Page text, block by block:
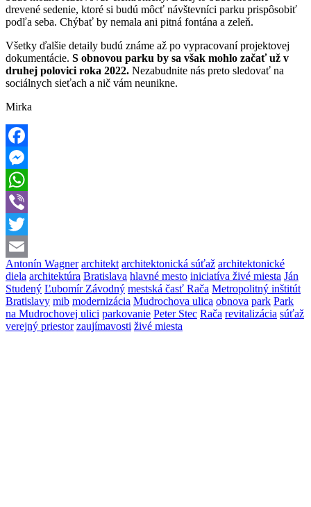
drevené sedenie, ktoré si budú môcť návštevníci parku prispôsobiť
podľa seba. Chýbať by nemala ani pitná fontána a zeleň.
Všetky ďalšie detaily budú známe až po vypracovaní projektovej
dokumentácie. S obnovou parku by sa však mohlo začať už v
druhej polovici roka 2022. Nezabudnite nás preto sledovať na
sociálnych sieťach a nič vám neunikne.
Mirka
Facebook
Messenger
WhatsApp
Viber
Twitter
Email
Antonín Wagner architekt architektonická súťaž architektonické
diela architektúra Bratislava hlavné mesto iniciatíva živé miesta Ján
Studený Ľubomír Závodný mestská časť Rača Metropolitný inštitút
Bratislavy mib modernizácia Mudrochova ulica obnova park Park
na Mudrochovej ulici parkovanie Peter Stec Rača revitalizácia súťaž
verejný priestor zaujímavosti živé miesta